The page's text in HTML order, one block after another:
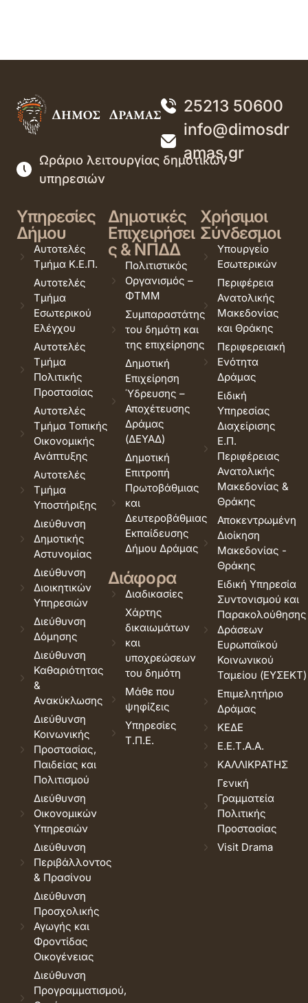
25213 50600
info@dimosdr
amas.gr
Ωράριο λειτουργίας δημοτικών
υπηρεσιών
Υπηρεσίες
Δήμου
Αυτοτελές
Τμήμα Κ.Ε.Π.
Αυτοτελές
Τμήμα
Εσωτερικού
Ελέγχου
Αυτοτελές
Τμήμα
Πολιτικής
Προστασίας
Αυτοτελές
Τμήμα Τοπικής
Οικονομικής
Ανάπτυξης
Αυτοτελές
Τμήμα
Υποστήριξης
Διεύθυνση
Δημοτικής
Αστυνομίας
Διεύθυνση
Διοικητικών
Υπηρεσιών
Διεύθυνση
Δόμησης
Διεύθυνση
Καθαριότητας
&
Ανακύκλωσης
Διεύθυνση
Κοινωνικής
Προστασίας,
Παιδείας και
Πολιτισμού
Διεύθυνση
Οικονομικών
Υπηρεσιών
Διεύθυνση
Περιβάλλοντος
& Πρασίνου
Διεύθυνση
Προσχολικής
Αγωγής και
Φροντίδας
Οικογένειας
Διεύθυνση
Προγραμματισμού,
Δημοτικές
Επιχειρήσει
ς & ΝΠΔΔ
Πολιτιστικός
Οργανισμός –
ΦΤΜΜ
Συμπαραστάτης
του δημότη και
της επιχείρησης
Δημοτική
Επιχείρηση
Ύδρευσης –
Αποχέτευσης
Δράμας
(ΔΕΥΑΔ)
Δημοτική
Επιτροπή
Πρωτοβάθμιας
και
Δευτεροβάθμιας
Εκπαίδευσης
Δήμου Δράμας
Διάφορα
Διαδικασίες
Χάρτης
δικαιωμάτων
και
υποχρεώσεων
του δημότη
Μάθε που
ψηφίζεις
Υπηρεσίες
Τ.Π.Ε.
Χρήσιμοι
Σύνδεσμοι
Υπουργείο
Εσωτερικών
Περιφέρεια
Ανατολικής
Μακεδονίας
και Θράκης
Περιφερειακή
Ενότητα
Δράμας
Ειδική
Υπηρεσίας
Διαχείρισης
Ε.Π.
Περιφέρειας
Ανατολικής
Μακεδονίας &
Θράκης
Αποκεντρωμένη
Διοίκηση
Μακεδονίας -
Θράκης
Ειδική Υπηρεσία
Συντονισμού και
Παρακολούθησης
Δράσεων
Ευρωπαϊκού
Κοινωνικού
Ταμείου (ΕΥΣΕΚΤ)
Επιμελητήριο
Δράμας
ΚΕΔΕ
Ε.Ε.Τ.Α.Α.
ΚΑΛΛΙΚΡΑΤΗΣ
Γενική
Γραμματεία
Πολιτικής
Προστασίας
Visit Drama